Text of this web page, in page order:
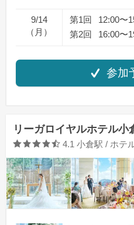
9/14
（月）
第1回 12:00〜
第2回
16:00〜
参加
リーガロイヤルホテル小
口コミ評価
4.1 小倉駅 / ホテ